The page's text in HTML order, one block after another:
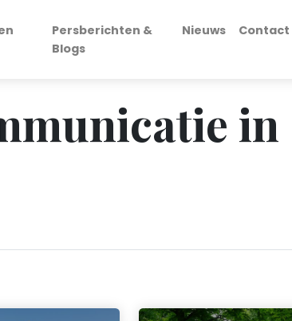
Persberichten &
Blogs
Nieuws Contact
in